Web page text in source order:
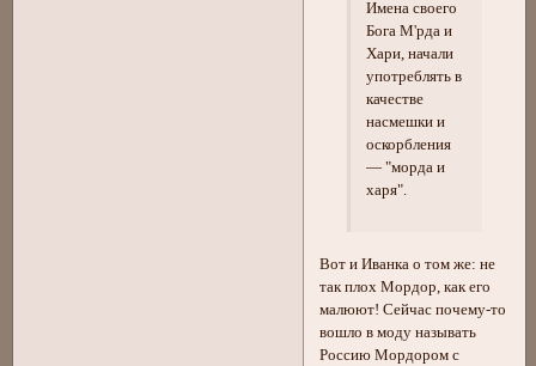
Имена своего
Бога М'рда и
Хари, начали
употреблять в
качестве
насмешки и
оскорбления
— "морда и
харя".
Вот и Иванка о том же: не
так плох Мордор, как его
малюют! Сейчас почему-то
вошло в моду называть
Россию Мордором с